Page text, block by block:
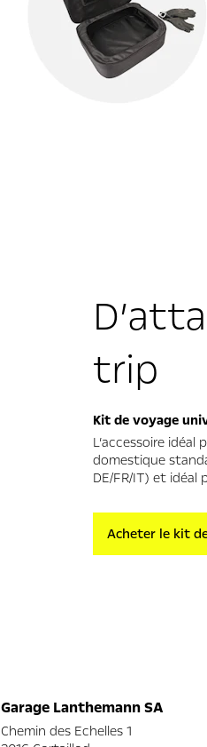
trip
Kit de voyage
L’accessoire
domestique
DE/FR/IT) et idéal
Acheter le kit
Garage Lanthemann SA
Chemin des Echelles 1